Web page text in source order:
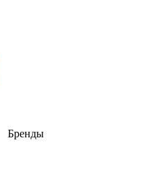
Бренды